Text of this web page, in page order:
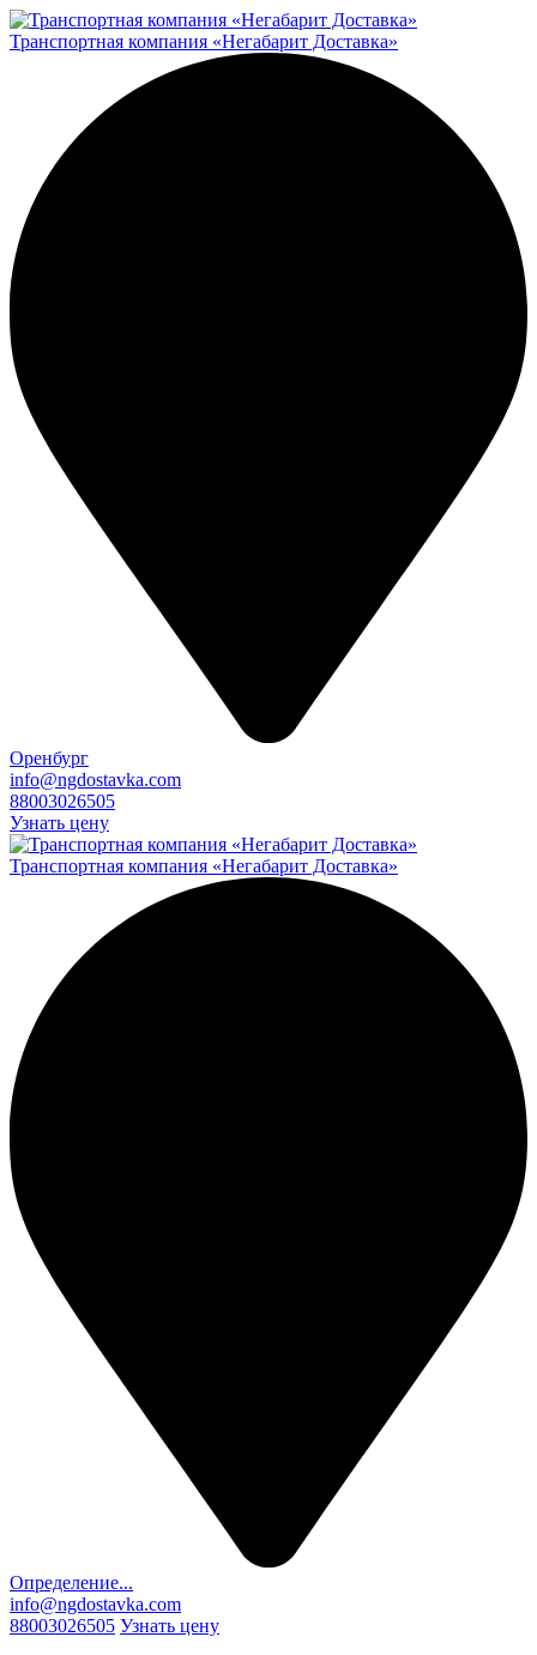
Транспортная компания «Негабарит Доставка»
Оренбург
info@ngdostavka.com
88003026505
Узнать цену
Транспортная компания «Негабарит Доставка»
Определение...
info@ngdostavka.com
88003026505 Узнать цену